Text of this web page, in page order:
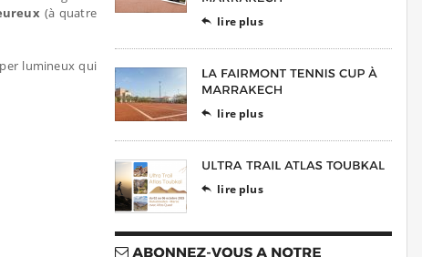
(à quatre
lumineux qui
 lire plus
 lire plus
 lire plus